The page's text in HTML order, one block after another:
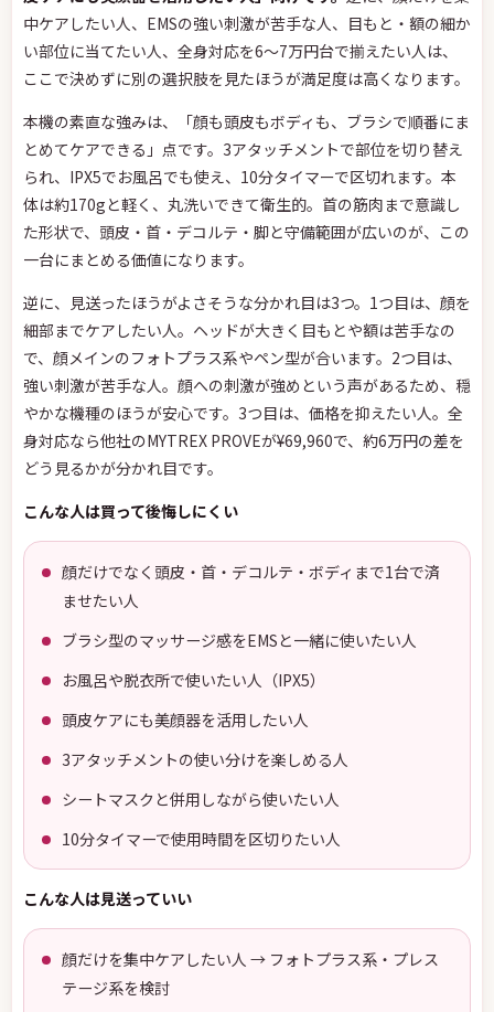
中ケアしたい人、EMSの強い刺激が苦手な人、目もと・額の細か
い部位に当てたい人、全身対応を6〜7万円台で揃えたい人は、
ここで決めずに別の選択肢を見たほうが満足度は高くなります。
本機の素直な強みは、「顔も頭皮もボディも、ブラシで順番にま
とめてケアできる」点です。3アタッチメントで部位を切り替え
られ、IPX5でお風呂でも使え、10分タイマーで区切れます。本
体は約170gと軽く、丸洗いできて衛生的。首の筋肉まで意識し
た形状で、頭皮・首・デコルテ・脚と守備範囲が広いのが、この
一台にまとめる価値になります。
逆に、見送ったほうがよさそうな分かれ目は3つ。1つ目は、顔を
細部までケアしたい人。ヘッドが大きく目もとや額は苦手なの
で、顔メインのフォトプラス系やペン型が合います。2つ目は、
強い刺激が苦手な人。顔への刺激が強めという声があるため、穏
やかな機種のほうが安心です。3つ目は、価格を抑えたい人。全
身対応なら他社のMYTREX PROVEが¥69,960で、約6万円の差を
どう見るかが分かれ目です。
こんな人は買って後悔しにくい
顔だけでなく頭皮・首・デコルテ・ボディまで1台で済
ませたい人
ブラシ型のマッサージ感をEMSと一緒に使いたい人
お風呂や脱衣所で使いたい人（IPX5）
頭皮ケアにも美顔器を活用したい人
3アタッチメントの使い分けを楽しめる人
シートマスクと併用しながら使いたい人
10分タイマーで使用時間を区切りたい人
こんな人は見送っていい
顔だけを集中ケアしたい人 → フォトプラス系・プレス
テージ系を検討